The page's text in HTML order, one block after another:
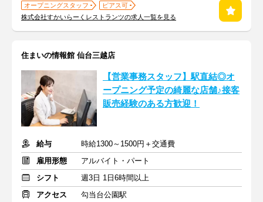
オープニングスタッフ
ピアス可
株式会社すかいらーくレストランツの求人一覧を見る
住まいの情報館 仙台三越店
【営業事務スタッフ】駅直結◎オ
ープニング予定の綺麗な店舗♪接客
販売経験のある方歓迎！
給与
時給1300～1500円＋交通費
雇用形態
アルバイト・パート
シフト
週3日 1日6時間以上
アクセス
勾当台公園駅